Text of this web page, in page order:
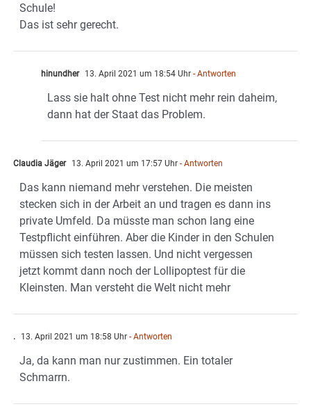
Schule!
Das ist sehr gerecht.
hinundher 13. April 2021 um 18:54 Uhr - Antworten
Lass sie halt ohne Test nicht mehr rein daheim,
dann hat der Staat das Problem.
Claudia Jäger 13. April 2021 um 17:57 Uhr - Antworten
Das kann niemand mehr verstehen. Die meisten
stecken sich in der Arbeit an und tragen es dann ins
private Umfeld. Da müsste man schon lang eine
Testpflicht einführen. Aber die Kinder in den Schulen
müssen sich testen lassen. Und nicht vergessen
jetzt kommt dann noch der Lollipoptest für die
Kleinsten. Man versteht die Welt nicht mehr
. 13. April 2021 um 18:58 Uhr - Antworten
Ja, da kann man nur zustimmen. Ein totaler
Schmarrn.